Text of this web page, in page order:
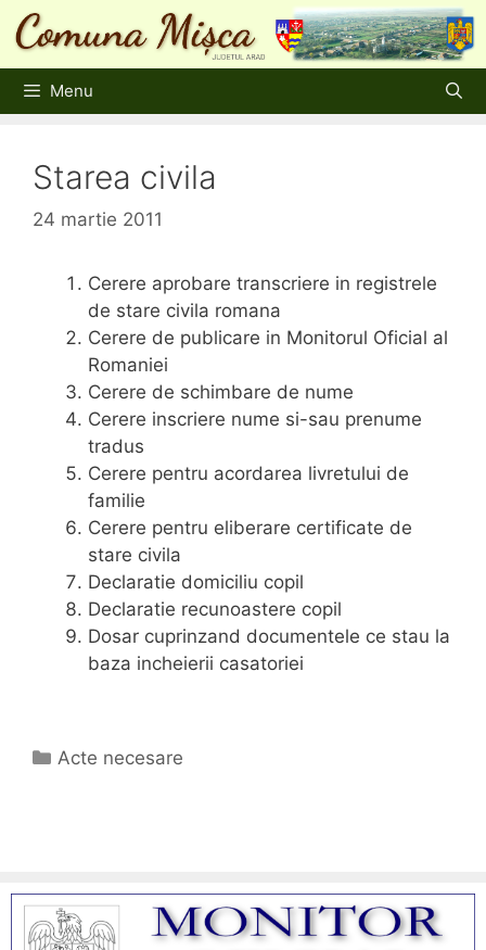
Sari
conținut
Menu
Starea civila
24 martie 2011
Cerere aprobare transcriere in registrele
de stare civila romana
Cerere de publicare in Monitorul Oficial al
Romaniei
Cerere de schimbare de nume
Cerere inscriere nume si-sau prenume
tradus
Cerere pentru acordarea livretului de
familie
Cerere pentru eliberare certificate de
stare civila
Declaratie domiciliu copil
Declaratie recunoastere copil
Dosar cuprinzand documentele ce stau la
baza incheierii casatoriei
Categorii
Acte necesare